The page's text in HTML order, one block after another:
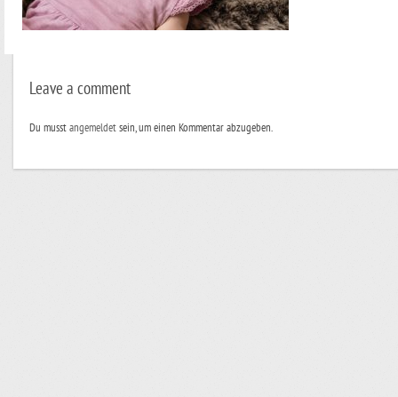
Leave a comment
Du musstangemeldetsein, um einen Kommentar abzugeben.